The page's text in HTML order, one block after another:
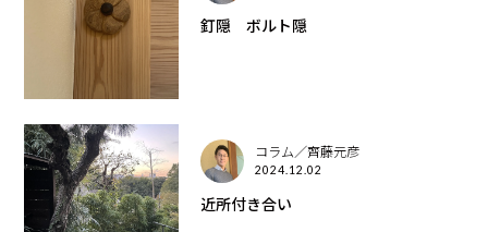
釘隠 ボルト隠
コラム／齊藤元彦
2024.12.02
近所付き合い